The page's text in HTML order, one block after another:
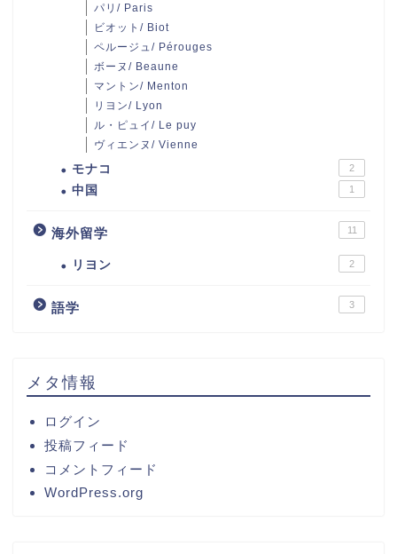
パリ/ Paris
ビオット/ Biot
ペルージュ/ Pérouges
ボーヌ/ Beaune
マントン/ Menton
リヨン/ Lyon
ル・ピュイ/ Le puy
ヴィエンヌ/ Vienne
モナコ 2
中国 1
海外留学 11
リヨン 2
語学 3
メタ情報
ログイン
投稿フィード
コメントフィード
WordPress.org